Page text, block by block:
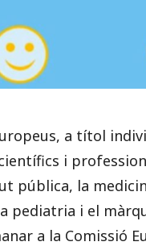
a títol
i
pública, la
pediatria i el
a la Comissió